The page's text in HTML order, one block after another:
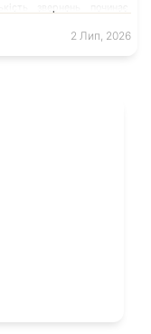
звернень починає
2 Лип, 2026